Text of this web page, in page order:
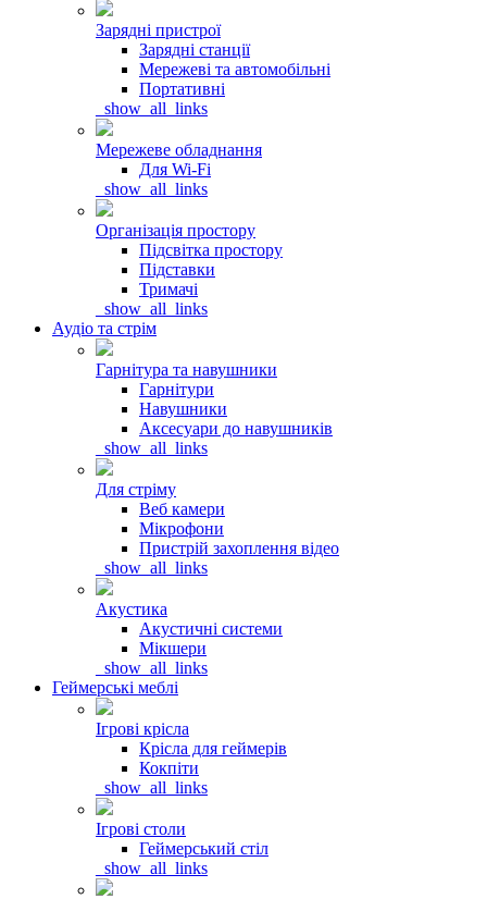
Зарядні пристрої
Зарядні станції
Мережеві та автомобільні
Портативні
_show_all_links
Мережеве обладнання
Для Wi-Fi
_show_all_links
Організація простору
Підсвітка простору
Підставки
Тримачі
_show_all_links
Аудіо та стрім
Гарнітура та навушники
Гарнітури
Навушники
Аксесуари до навушників
_show_all_links
Для стріму
Веб камери
Мікрофони
Пристрій захоплення відео
_show_all_links
Акустика
Акустичні системи
Мікшери
_show_all_links
Геймерські меблі
Ігрові крісла
Крісла для геймерів
Кокпіти
_show_all_links
Ігрові столи
Геймерський стіл
_show_all_links